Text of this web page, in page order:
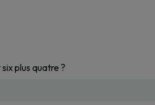
plus quatre ?